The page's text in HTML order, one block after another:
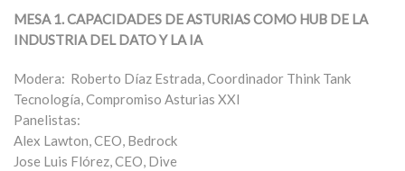
MESA 1. CAPACIDADES DE ASTURIAS COMO HUB DE LA
INDUSTRIA DEL DATO Y LA IA
Modera: Roberto Díaz Estrada, Coordinador Think Tank
Tecnología, Compromiso Asturias XXI
Panelistas:
Alex Lawton, CEO, Bedrock
Jose Luis Flórez, CEO, Dive